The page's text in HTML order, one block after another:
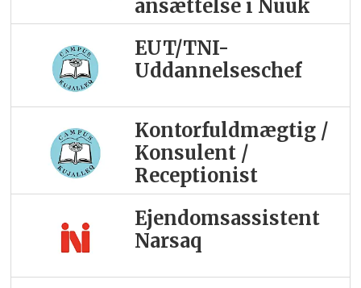
ansættelse i Nuuk
EUT/TNI-
Uddannelseschef
Kontorfuldmægtig /
Konsulent /
Receptionist
Ejendomsassistent
Narsaq